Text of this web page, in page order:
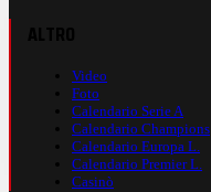
Video
Foto
Calendario Serie A
Calendario Champions
Calendario Europa L.
Calendario Premier L.
Casinò